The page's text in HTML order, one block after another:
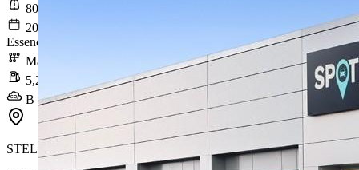
80 342 km
2020-11-05
Essence sans plomb
Manuelle
5,2 l/100km
B (118 g/km)
STELLANTIS &YOU AMIENS